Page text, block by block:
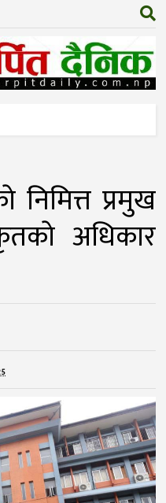
निमित्त प्रमुख
अधिकार